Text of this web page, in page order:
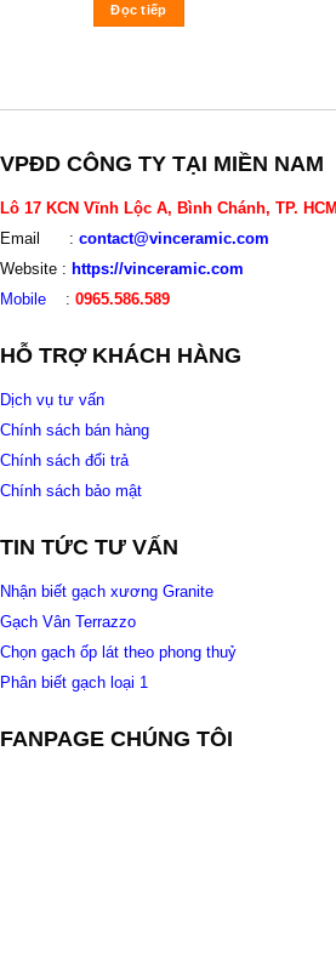
Đọc tiếp
VPĐD CÔNG TY TẠI MIỀN NAM
Lô 17 KCN Vĩnh Lộc A, Bình Chánh, TP. HCM
Email : contact@vinceramic.com
Website : https://vinceramic.com
Mobile : 0965.586.589
HỖ TRỢ KHÁCH HÀNG
Dịch vụ tư vấn
Chính sách bán hàng
Chính sách đổi trả
Chính sách bảo mật
TIN TỨC TƯ VẤN
Nhận biết gạch xương Granite
Gạch Vân Terrazzo
Chọn gạch ốp lát theo phong thuỷ
Phân biết gạch loại 1
FANPAGE CHÚNG TÔI